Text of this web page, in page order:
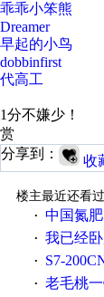
乖乖小笨熊
Dreamer
早起的小鸟
dobbinfirst
代高工
1分不嫌少！
赏
分享到：
收
楼主最近还看过
· 中国氮
· 我已经卧床一个多月了
· S7-
· 老毛桃一键还原，傻瓜式操